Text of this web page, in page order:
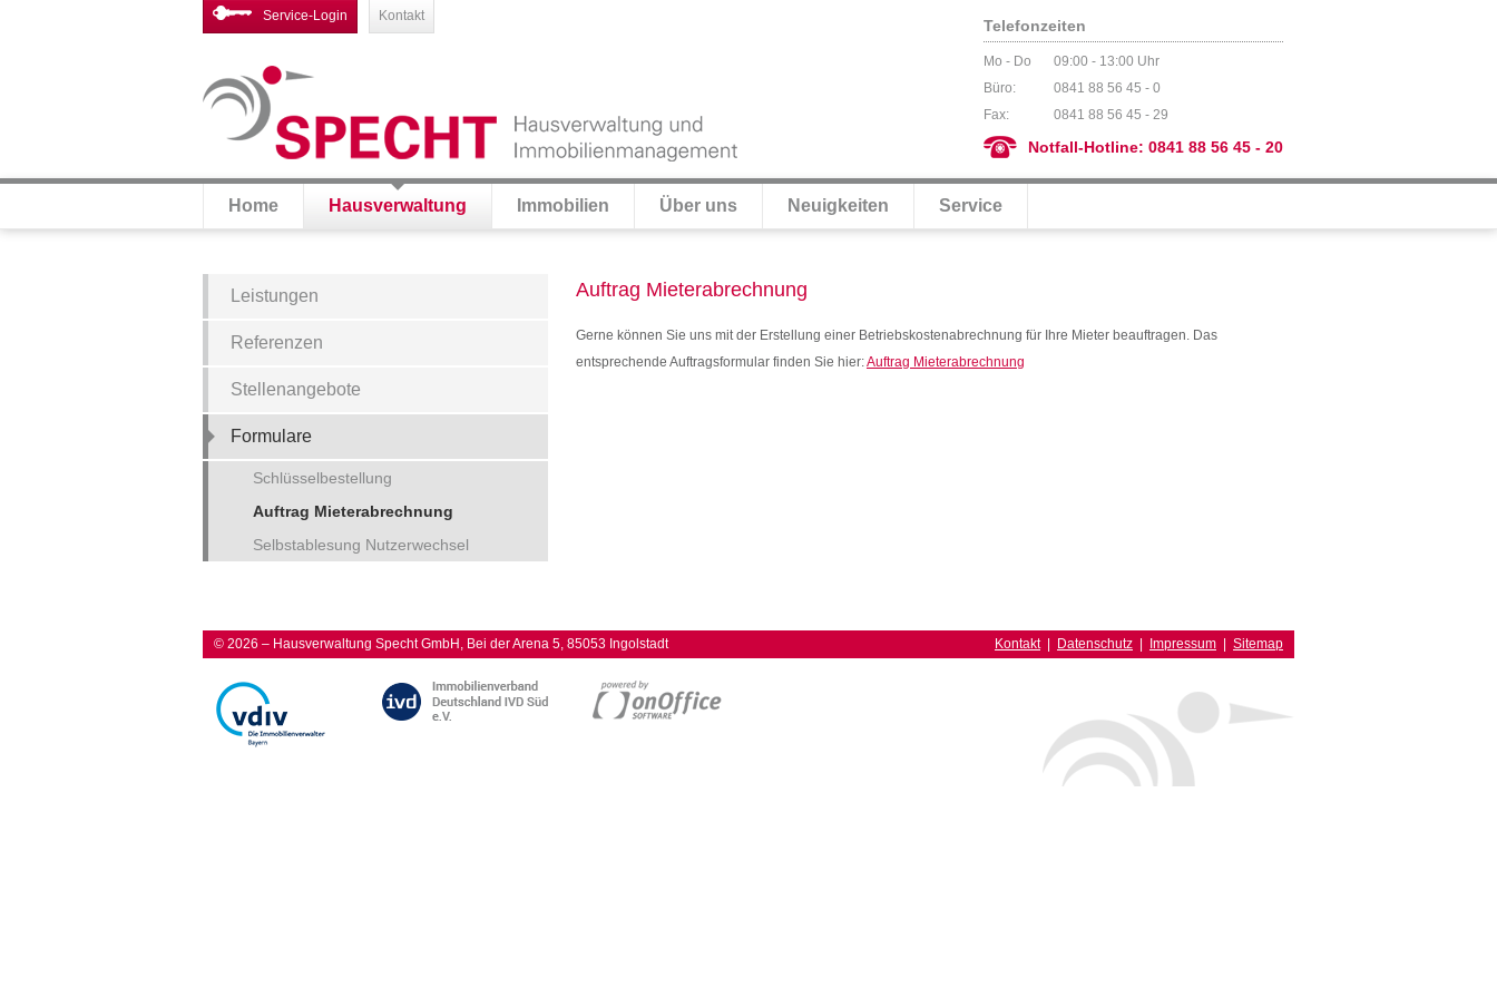
Telefonzeiten
Mo - Do
09:00 - 13:00 Uhr
Büro:
0841 88 56 45 - 0
Fax:
0841 88 56 45 - 29
Notfall-Hotline: 0841 88 56 45 - 20
Service-Login Kontakt
Home Hausverwaltung Immobilien Über uns Neuigkeiten Service
Leistungen
Referenzen
Stellenangebote
Formulare
Schlüsselbestellung
Auftrag Mieterabrechnung
Selbstablesung Nutzerwechsel
Auftrag Mieterabrechnung
Gerne können Sie uns mit der Erstellung einer Betriebskostenabrechnung für Ihre Mieter beauftragen. Das
entsprechende Auftragsformular finden Sie hier:Auftrag Mieterabrechnung
© 2026 – Hausverwaltung Specht GmbH, Bei der Arena 5, 85053 Ingolstadt Kontakt| Datenschutz Impressum Sitemap